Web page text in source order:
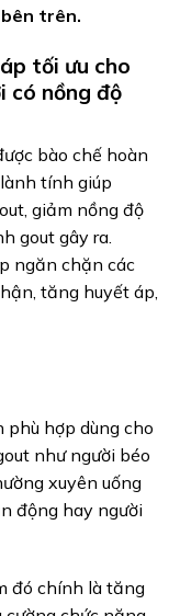
trên.
tối ưu cho
có nồng độ
bào chế hoàn
tính giúp
giảm nồng độ
gout gây ra.
ngăn chặn các
tăng huyết áp,
phù hợp dùng cho
như người béo
xuyên uống
động hay người
đó chính là tăng